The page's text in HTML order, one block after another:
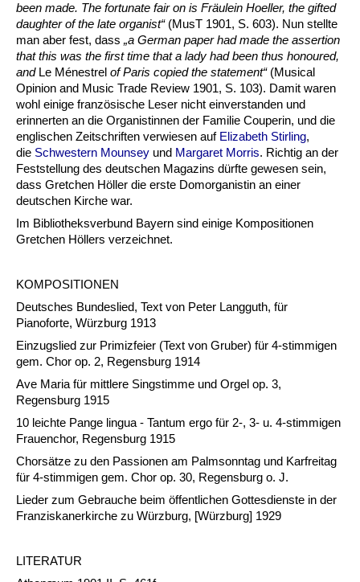
been made. The fortunate fair on is Fräulein Hoeller, the gifted
daughter of the late organist“(MusT 1901, S. 603). Nun stellte
man aber fest, dass „a German paper had made the assertion
that this was the first time that a lady had been thus honoured,
and Le Ménestrel of Paris copied the statement“(Musical
Opinion and Music Trade Review 1901, S. 103). Damit waren
wohl einige französische Leser nicht einverstanden und
erinnerten an die Organistinnen der Familie Couperin, und die
englischen Zeitschriften verwiesen auf Elizabeth Stirling,
die Schwestern Mounsey und Margaret Morris. Richtig an der
Feststellung des deutschen Magazins dürfte gewesen sein,
dass Gretchen Höller die erste Domorganistin an einer
deutschen Kirche war.
Im Bibliotheksverbund Bayern sind einige Kompositionen
Gretchen Höllers verzeichnet.
KOMPOSITIONEN
Deutsches Bundeslied, Text von Peter Langguth, für
Pianoforte, Würzburg 1913
Einzugslied zur Primizfeier (Text von Gruber) für 4-stimmigen
gem. Chor op. 2, Regensburg 1914
Ave Maria für mittlere Singstimme und Orgel op. 3,
Regensburg 1915
10 leichte Pange lingua - Tantum ergo für 2-, 3- u. 4-stimmigen
Frauenchor, Regensburg 1915
Chorsätze zu den Passionen am Palmsonntag und Karfreitag
für 4-stimmigen gem. Chor op. 30, Regensburg o. J.
Lieder zum Gebrauche beim öffentlichen Gottesdienste in der
Franziskanerkirche zu Würzburg, [Würzburg] 1929
LITERATUR